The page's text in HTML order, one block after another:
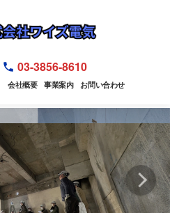
03-3856-8610
会社概要 事業案内 お問い合わせ